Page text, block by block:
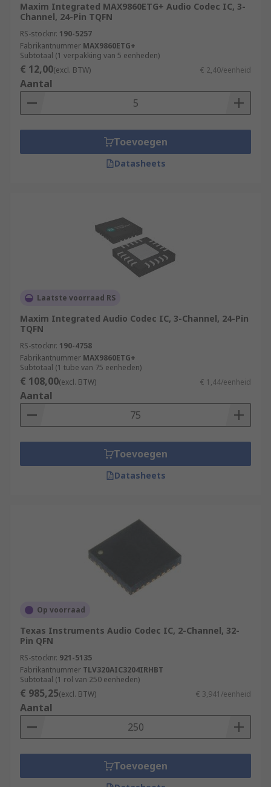
Maxim Integrated MAX9860ETG+ Audio Codec IC, 3-
Channel, 24-Pin TQFN
RS-stocknr. 190-5257
Fabrikantnummer MAX9860ETG+
Subtotaal (1 verpakking van 5 eenheden)
€ 12,00(excl. BTW) € 2,40/eenheid
Aantal
Toevoegen
Datasheets
Laatste voorraad RS
Maxim Integrated Audio Codec IC, 3-Channel, 24-Pin
TQFN
RS-stocknr. 190-4758
Fabrikantnummer MAX9860ETG+
Subtotaal (1 tube van 75 eenheden)
€ 108,00(excl. BTW) € 1,44/eenheid
Aantal
Toevoegen
Datasheets
Op voorraad
Texas Instruments Audio Codec IC, 2-Channel, 32-
Pin QFN
RS-stocknr. 921-5135
Fabrikantnummer TLV320AIC3204IRHBT
Subtotaal (1 rol van 250 eenheden)
€ 985,25(excl. BTW) € 3,941/eenheid
Aantal
Toevoegen